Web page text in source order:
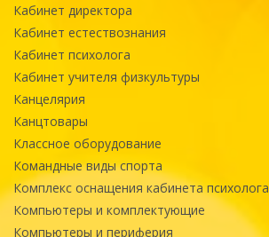
Кабинет директора
Кабинет естествознания
Кабинет психолога
Кабинет учителя физкультуры
Канцелярия
Канцтовары
Классное оборудование
Командные виды спорта
Комплекс оснащения кабинета психолога
Компьютеры и комплектующие
Компьютеры и периферия